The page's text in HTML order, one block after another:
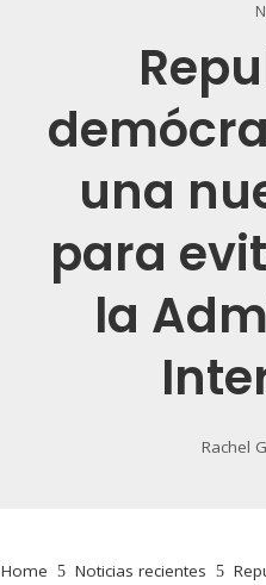
una
para
la
Rachel
Home Noticias recientes